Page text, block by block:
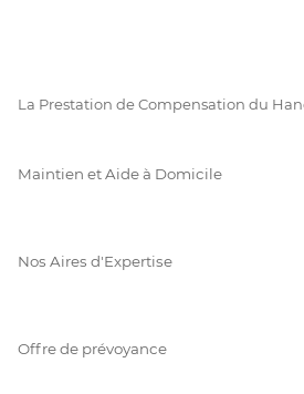
La Prestation de Compensation du
Maintien et Aide à Domicile
Nos Aires d'Expertise
Offre de prévoyance